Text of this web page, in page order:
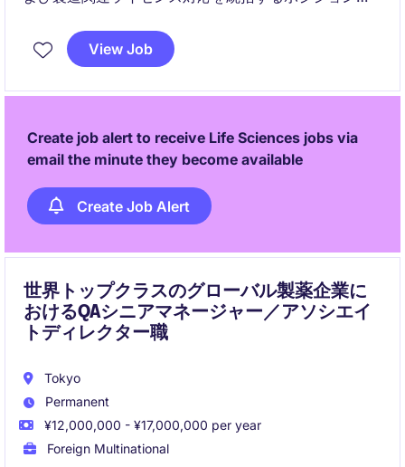
場の要となる役割を担います。
View Job
Create job alert to receive Life Sciences jobs via
email the minute they become available
Create Job Alert
世界トップクラスのグローバル製薬企業に
おけるQAシニアマネージャー／アソシエイ
トディレクター職
Tokyo
Permanent
¥12,000,000 - ¥17,000,000 per year
Foreign Multinational